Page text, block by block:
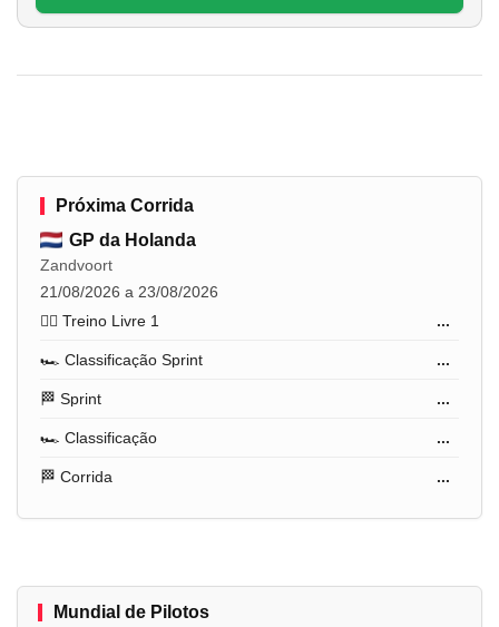
Próxima Corrida
GP da Holanda
Zandvoort
21/08/2026 a 23/08/2026
🏋️‍♂️ Treino Livre 1
...
🏎️ Classificação Sprint ...
🏁 Sprint ...
🏎️ Classificação ...
🏁 Corrida ...
Mundial de Pilotos